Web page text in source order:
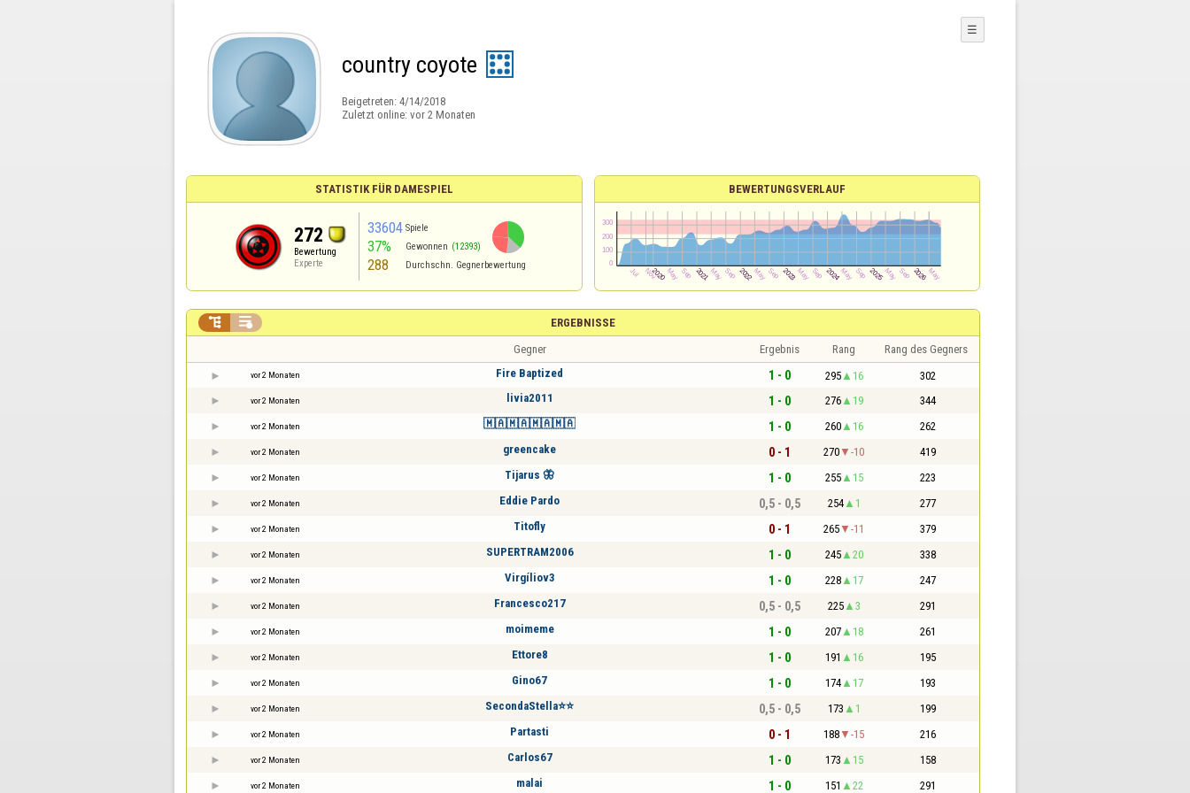
country coyote
Beigetreten: 4/14/2018
Zuletzt online: vor 2 Monaten
☰
STATISTIK FÜR DAMESPIEL
272
Bewertung
Experte
33604 Spiele
37% Gewonnen (12393)
288 Durchschn. Gegnerbewertung
BEWERTUNGSVERLAUF
ERGEBNISSE
 
Gegner Ergebnis Rang Rang des Gegners
vor 2 Monaten Fire Baptized 1 - 0 295 16 302
vor 2 Monaten livia2011 1 - 0 276 19 344
vor 2 Monaten 🇲🇦🇲🇦🇲🇦🇲🇦 1 - 0 260 16 262
vor 2 Monaten greencake 0 - 1 270 -10 419
vor 2 Monaten Tijarus 🦋 1 - 0 255 15 223
vor 2 Monaten Eddie Pardo 0,5 - 0,5 254 1 277
vor 2 Monaten Titofly 0 - 1 265 -11 379
vor 2 Monaten SUPERTRAM2006 1 - 0 245 20 338
vor 2 Monaten Virgíliov3 1 - 0 228 17 247
vor 2 Monaten Francesco217 0,5 - 0,5 225 3 291
vor 2 Monaten moimeme 1 - 0 207 18 261
vor 2 Monaten Ettore8 1 - 0 191 16 195
vor 2 Monaten Gino67 1 - 0 174 17 193
vor 2 Monaten SecondaStella⭐⭐ 0,5 - 0,5 173 1 199
vor 2 Monaten Partasti 0 - 1 188 -15 216
vor 2 Monaten Carlos67 1 - 0 173 15 158
vor 2 Monaten malai 1 - 0 151 22 291